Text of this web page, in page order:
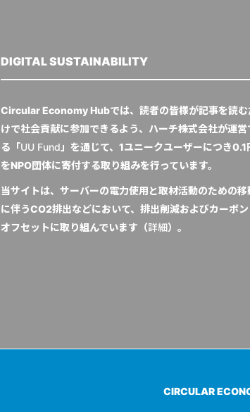
DIGITAL SUSTAINABILITY
Circular Economy Hubでは、読者の皆様が記事を読む
けで社会貢献に参加できるよう、ハーチ株式会社が運営
る「UU Fund」を通じて、1ユニークユーザーにつき0.1
をNPO団体に寄付する取り組みを行っています。
当サイトは、サーバーの電力使用と取材活動のための移
に伴うCO2排出などにおいて、排出削減およびカーボン
オフセットに取り組んでいます（詳細）。
CIRCULAR